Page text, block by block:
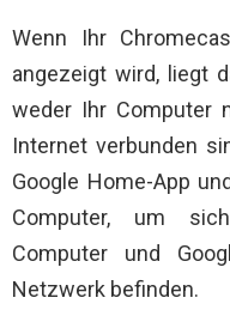
Wenn Ihr
angezeigt wird, liegt
weder Ihr Computer
Internet verbunden
Google Home-App
Computer, um
Computer und
Netzwerk befinden.